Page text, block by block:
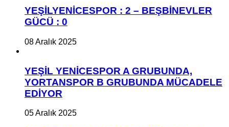
YEŞİLYENİCESPOR : 2 – BEŞBİNEVLER
GÜCÜ : 0
08 Aralık 2025
YEŞİL YENİCESPOR A GRUBUNDA,
YORTANSPOR B GRUBUNDA MÜCADELE
EDİYOR
05 Aralık 2025